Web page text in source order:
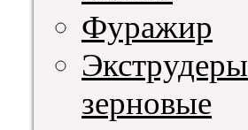
Фуражир
Экструдеры
зерновые